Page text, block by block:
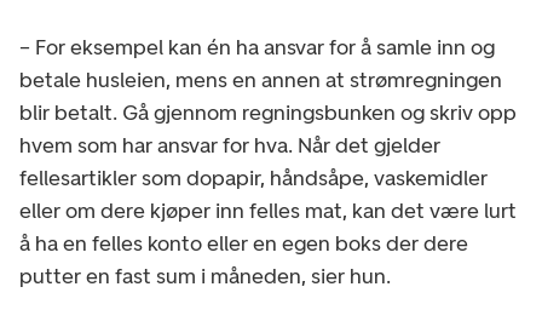
– For eksempel kan én ha ansvar for å samle inn og
betale husleien, mens en annen at strømregningen
blir betalt. Gå gjennom regningsbunken og skriv opp
hvem som har ansvar for hva. Når det gjelder
fellesartikler som dopapir, håndsåpe, vaskemidler
eller om dere kjøper inn felles mat, kan det være lurt
å ha en felles konto eller en egen boks der dere
putter en fast sum i måneden, sier hun.